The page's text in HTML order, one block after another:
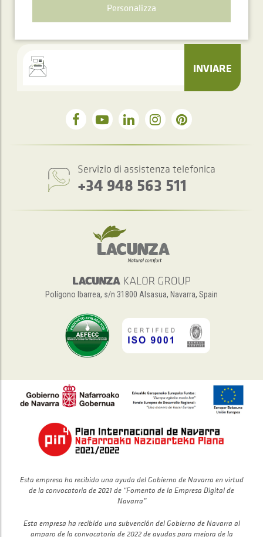
ABBONAMENTO ALLA
Newsletter
INVIARE
Servizio di assistenza telefonica
+34 948 563 511
Polígono Ibarrea, s/n 31800 Alsasua, Navarra, Spain
Esta empresa ha recibido una ayuda del Gobierno de Navarra en virtud
de la convocatoria de 2021 de “Fomento de la Empresa Digital de
Navarra”
Esta empresa ha recibido una subvención del Gobierno de Navarra al
amparo de la convocatoria de 2022 de ayudas para mejora de la
Personalizza